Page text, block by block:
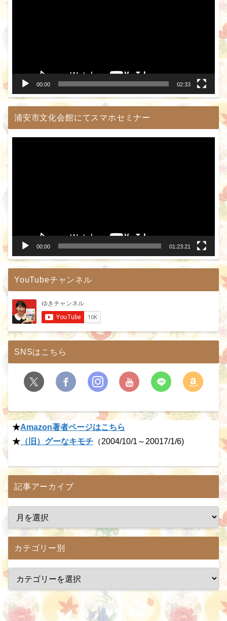
00:00 02:33
浦安市文化会館にてスマホセミナー
00:00 01:23:21
YouTubeチャンネル
SNSはこちら
★Amazon著者ページはこちら
★ （旧）グーなキモチ （2004/10/1～20017/1/6)
記事アーカイブ
カテゴリー別